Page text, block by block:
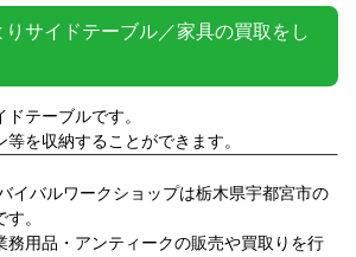
サイドテーブル／家具の買取をし
テーブルです。
を収納することができます。
イバルワークショップは栃木県宇都宮市の
。
務用品・アンティークの販売や買取りを行